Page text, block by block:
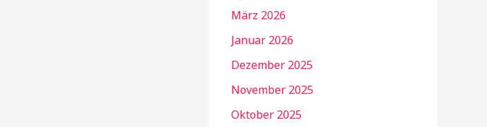
März 2026
Januar 2026
Dezember 2025
November 2025
Oktober 2025